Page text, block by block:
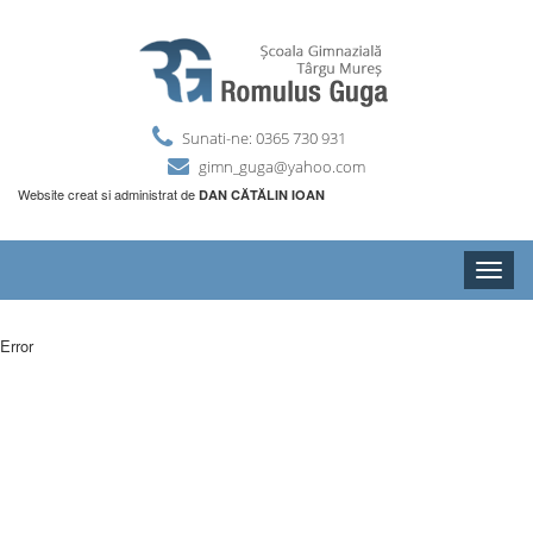
Sunati-ne: 0365 730 931
gimn_guga@yahoo.com
Website creat si administrat de DAN CĂTĂLIN IOAN
Toggle
Error